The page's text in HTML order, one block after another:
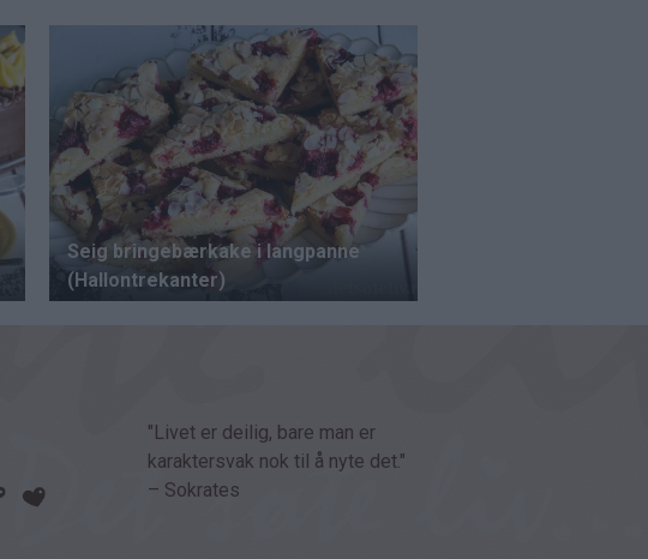
"Livet er deilig, bare man er
karaktersvak nok til å nyte det."
– Sokrates